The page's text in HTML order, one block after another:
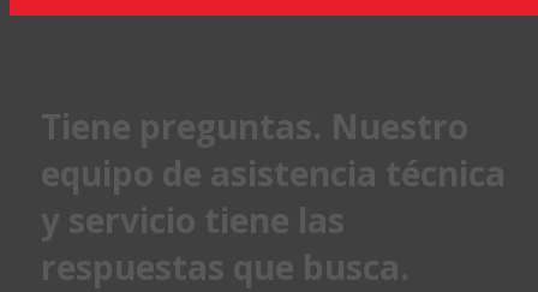
Tiene preguntas. Nuestro
equipo de asistencia técnica
y servicio tiene las
respuestas que busca.